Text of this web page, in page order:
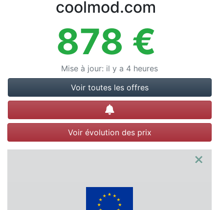
coolmod.com
878 €
Mise à jour: il y a 4 heures
Voir toutes les offres
Créer une alerte
Voir évolution des prix
×